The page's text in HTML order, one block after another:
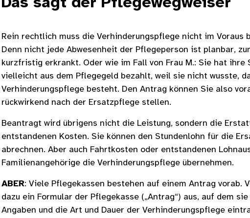
Rein rechtlich muss die Verhinderungspflege nicht im Voraus
Denn nicht jede Abwesenheit der Pflegeperson ist planbar,
kurzfristig erkrankt. Oder wie im Fall von Frau M.: Sie hat ihre
vielleicht aus dem Pflegegeld bezahlt, weil sie nicht wusste,
Verhinderungspflege besteht. Den Antrag können Sie also
rückwirkend nach der Ersatzpflege stellen.
Beantragt wird übrigens nicht die Leistung, sondern die
entstandenen Kosten. Sie können den Stundenlohn für die
abrechnen. Aber auch Fahrtkosten oder entstandenen
Familienangehörige die Verhinderungspflege übernehmen.
ABER: Viele Pflegekassen bestehen auf einem Antrag vorab.
dazu ein Formular der Pflegekasse („Antrag“) aus, auf dem
Angaben und die Art und Dauer der Verhinderungspflege